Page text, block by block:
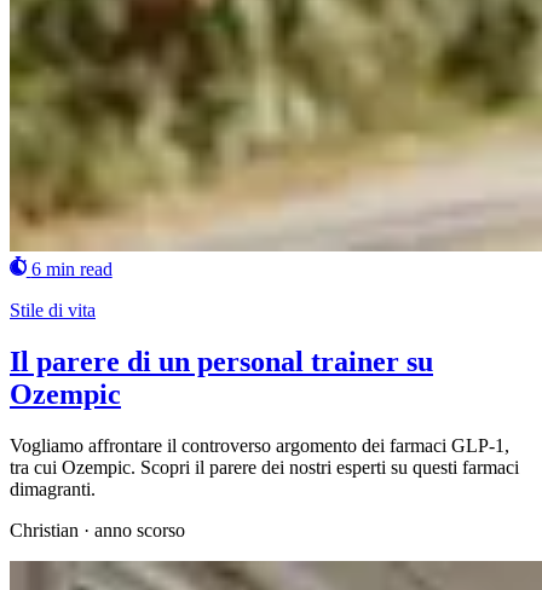
6 min read
Stile di vita
Il parere di un personal trainer su
Ozempic
Vogliamo affrontare il controverso argomento dei farmaci GLP-1,
tra cui Ozempic. Scopri il parere dei nostri esperti su questi farmaci
dimagranti.
Christian · anno scorso